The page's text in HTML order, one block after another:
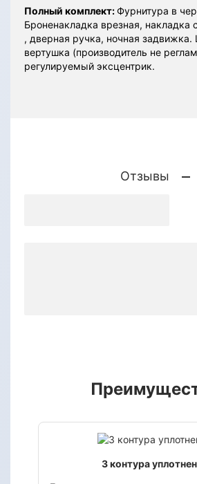
Полный комплект: Фурнитура в
Броненакладка врезная, накладка
, дверная ручка, ночная
вертушка (производитель не
регулируемый эксцентрик.
Отзывы
3 контура